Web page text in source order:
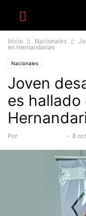
Inicio Nacionales
en Hernandarias
Nacionales
Joven
es
Por - 8